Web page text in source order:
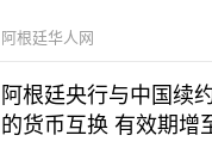
阿根廷华人网
阿根廷央行与中国续
的货币互换 有效期增